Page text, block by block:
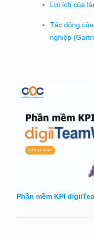
Lợi ích của
Tác động
nghiệp
Phần mềm KPI